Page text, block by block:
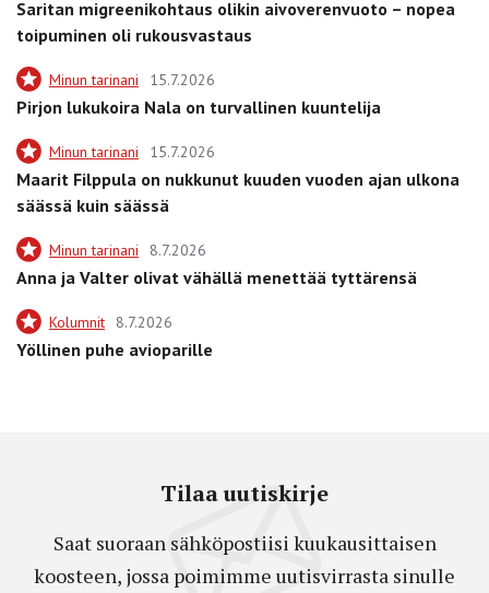
Saritan migreenikohtaus olikin aivoverenvuoto – nopea
toipuminen oli rukousvastaus
Minun tarinani 15.7.2026
Pirjon lukukoira Nala on turvallinen kuuntelija
Minun tarinani 15.7.2026
Maarit Filppula on nukkunut kuuden vuoden ajan ulkona
säässä kuin säässä
Minun tarinani 8.7.2026
Anna ja Valter olivat vähällä menettää tyttärensä
Kolumnit 8.7.2026
Yöllinen puhe avioparille
Tilaa uutiskirje
Saat suoraan sähköpostiisi kuukausittaisen
koosteen, jossa poimimme uutisvirrasta sinulle